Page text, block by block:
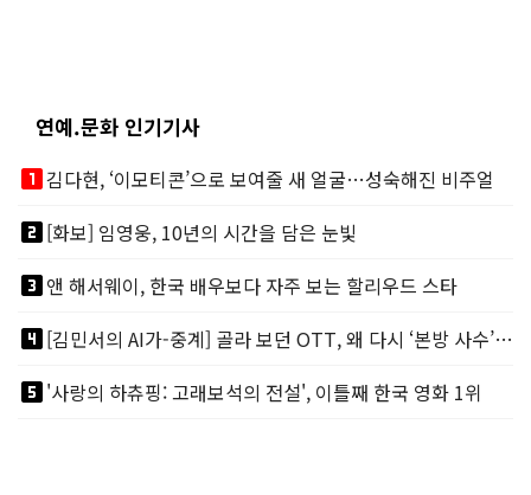
연예.문화 인기기사
looks_one김다현, ‘이모티콘’으로 보여줄 새 얼굴…성숙해진 비주얼
looks_two[화보] 임영웅, 10년의 시간을 담은 눈빛
looks_3앤 해서웨이, 한국 배우보다 자주 보는 할리우드 스타
looks_4
[김민서의 AI가-중계] 골라 보던 OTT, 왜 다시 ‘본방 사수’를 부르나
looks_5'사랑의 하츄핑: 고래보석의 전설', 이틀째 한국 영화 1위